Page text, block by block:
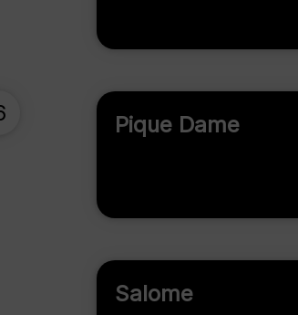
Pique Dame
Salome